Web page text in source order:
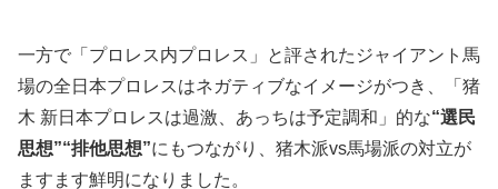
一方で「プロレス内プロレス」と評されたジャイアント馬
場の全日本プロレスはネガティブなイメージがつき、「猪
木 新日本プロレスは過激、あっちは予定調和」的な“選民
思想”“排他思想”にもつながり、猪木派vs馬場派の対立が
ますます鮮明になりました。